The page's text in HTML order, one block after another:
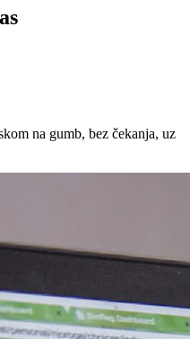
na gumb, bez čekanja, uz